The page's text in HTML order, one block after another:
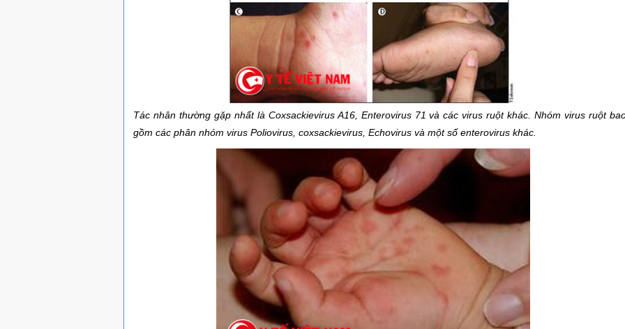
Tác nhân thường gặp nhất là Coxsackievirus A16, Enterovirus 71 và các virus ruột khác. Nhóm virus ruột
gồm các phân nhóm virus Poliovirus, coxsackievirus, Echovirus và một số enterovirus khác.